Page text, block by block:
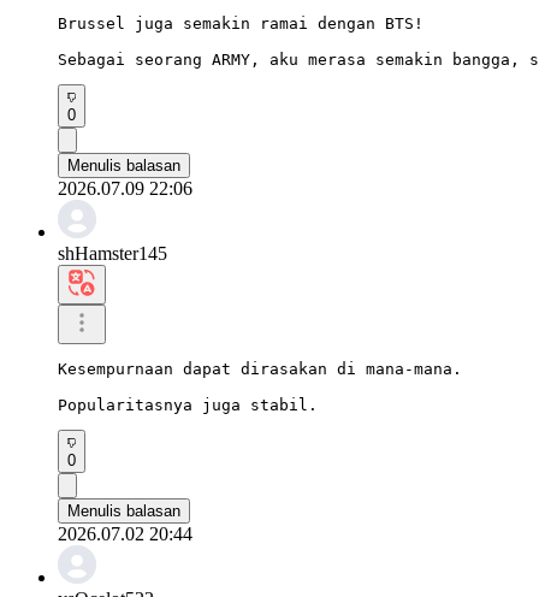
Brussel juga semakin ramai dengan BTS!
Sebagai seorang ARMY, aku merasa semakin bangga,
0
Menulis balasan
2026.07.09 22:06
shHamster145
Kesempurnaan dapat dirasakan di mana-mana.
Popularitasnya juga stabil.
0
Menulis balasan
2026.07.02 20:44